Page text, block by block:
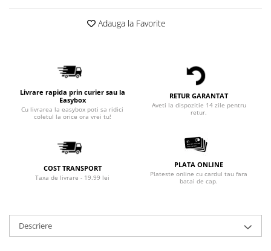
Adauga la Favorite
Livrare rapida prin curier sau la
Easybox
Cu livrarea la easybox poti sa ridici
coletul la orice ora vrei tu!
RETUR GARANTAT
Aveti la dispozitie 14 zile pentru
retur.
COST TRANSPORT
Taxa de livrare - 19.99 lei
PLATA ONLINE
Plateste online cu cardul tau fara
batai de cap.
Descriere